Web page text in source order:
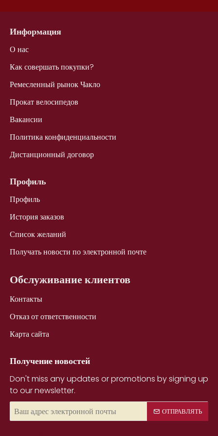
Информация
О нас
Как совершать покупки?
Ремесленный рынок Чакло
Прокат велосипедов
Вакансии
Политика конфиденциальности
Дистанционный договор
Профиль
Профиль
История заказов
Список желаний
Получать новости по электронной почте
Обслуживание клиентов
Контакты
Отказ от ответственности
Карта сайта
Получение новостей
Don't miss any updates or promotions by signing up
to our newsletter.
адрес
электронной
ОТПРАВЛЯТЬ